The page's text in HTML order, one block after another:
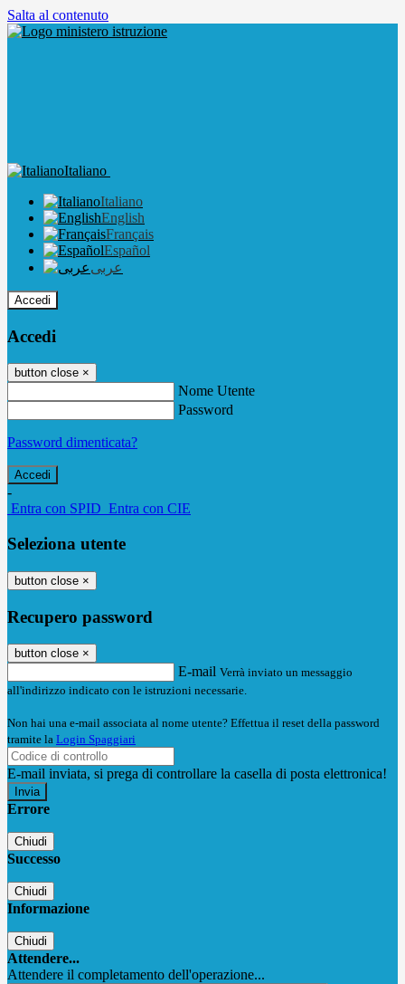
Salta al contenuto
Italiano
Italiano
English
Français
Español
عربى
Accedi
Accedi
button close ×
Nome Utente
Password
Password dimenticata?
-
Entra con SPID Entra con CIE
Seleziona utente
button close ×
Recupero password
button close ×
E-mail Verrà inviato un messaggio
all'indirizzo indicato con le istruzioni necessarie.
Non hai una e-mail associata al nome utente? Effettua il reset della password
tramite la Login Spaggiari
E-mail inviata, si prega di controllare la casella di posta elettronica!
Errore
Chiudi
Successo
Chiudi
Informazione
Chiudi
Attendere...
Attendere il completamento dell'operazione...